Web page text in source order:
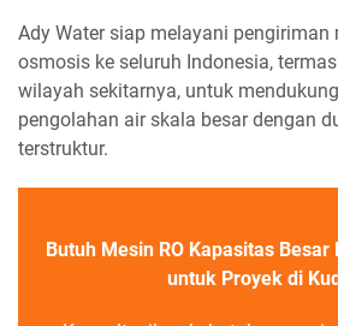
Ady Water siap melayani pengiriman
osmosis ke seluruh Indonesia,
wilayah sekitarnya, untuk
pengolahan air skala besar dengan
terstruktur.
Butuh Mesin RO Kapasitas
untuk Proyek di